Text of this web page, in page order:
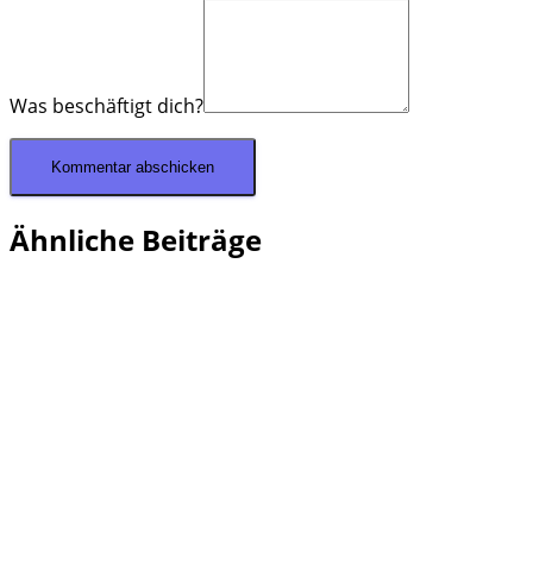
Was beschäftigt dich?
Ähnliche Beiträge